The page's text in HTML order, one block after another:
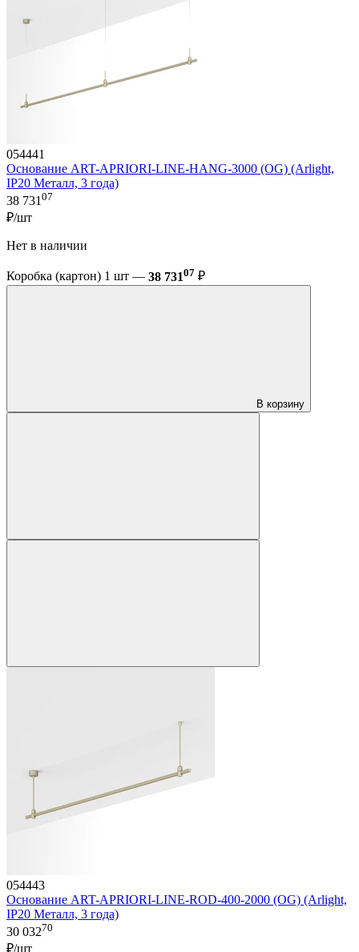
054441
Основание ART-APRIORI-LINE-HANG-3000 (OG) (Arlight,
IP20 Металл, 3 года)
38 731 07
₽/шт
Нет в наличии
Коробка (картон) 1 шт — 38 73107 ₽
В корзину
054443
Основание ART-APRIORI-LINE-ROD-400-2000 (OG) (Arlight,
IP20 Металл, 3 года)
30 03270
₽/шт